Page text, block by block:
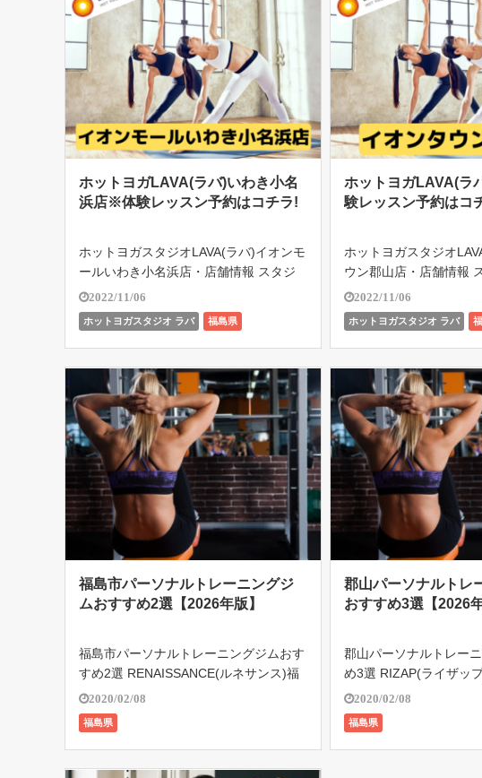
ホットヨガLAVA(ラバ)いわき小名
浜店※体験レッスン予約はコチラ!
ホットヨガスタジオLAVA(ラバ)イオンモ
ールいわき小名浜店・店舗情報 スタジ
オ情報 ホット 男女共用 水素水 マットキ
ープ ウッドストーン 定休日 不定休 住所
〒971-8555 福島県いわき市小名浜字辰
巳町79 イ […]
2022/11/06
ホットヨガスタジオ ラバ 福島県
ホットヨガLAVA(ラ
験レッスン予約はコ
ホットヨガスタジオ
ウン郡山店・店舗情報
ット 女性専用 水素水 マ
ドストーン スクリーン
所 〒963-8812 福島県郡
イオ […]
2022/11/06
ホットヨガスタジオ ラバ
福島市パーソナルトレーニングジ
ムおすすめ2選【2026年版】
福島市パーソナルトレーニングジムおす
すめ2選 RENAISSANCE(ルネサンス)福
島24 認定資格をもつ専属トレーナーが
お客様のご希望からいちばん最適なトレ
ーニングプログラムを作成。 シェイプ
アップやリハビリを兼ねたト […]
2020/02/08
福島県
郡山パーソナルトレ
おすすめ3選【2026年
郡山パーソナルトレー
め3選 RIZAP(ライザッ
(ライザップ)は、完全個
ジムとしては、国内広
外7店舗を保持する最大
現在17万人を超 […]
2020/02/08
福島県